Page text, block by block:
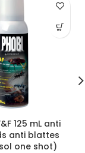
125 mL anti
anti blattes
one shot)